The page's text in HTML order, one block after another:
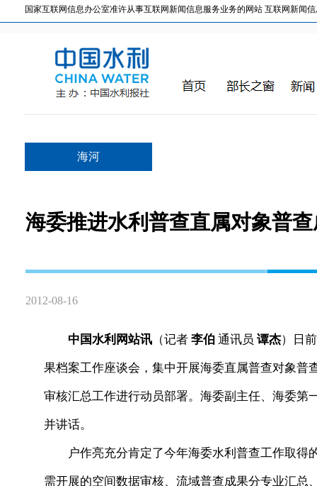
国家互联网信息办公室准许从事互联网新闻信息服务业务的网站 互联网新闻信
海河
海委推进水利普查直属对象普
2012-08-16
中国水利网站讯 （记者 李伯 通讯员 谭杰）日
果档案工作座谈会，集中开展海委直属普查对象
审核汇总工作进行动员部署。海委副主任、海委
并讲话。
户作亮充分肯定了今年海委水利普查工作取得
需开展的空间数据审核、流域普查成果分专业汇